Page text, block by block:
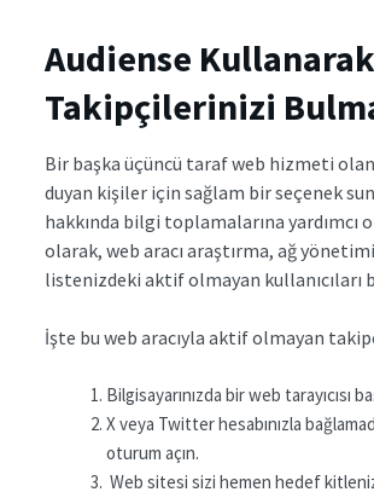
Audiense
Takipçilerinizi
Bir başka üçüncü taraf web hizmeti
duyan kişiler için sağlam bir seçenek
hakkında bilgi toplamalarına
olarak, web aracı araştırma, ağ
listenizdeki aktif olmayan kullanıcıları
İşte bu web aracıyla aktif olmayan
Bilgisayarınızda bir web tarayıcısı
X veya Twitter hesabınızla
oturum açın.
Web sitesi sizi hemen hedef